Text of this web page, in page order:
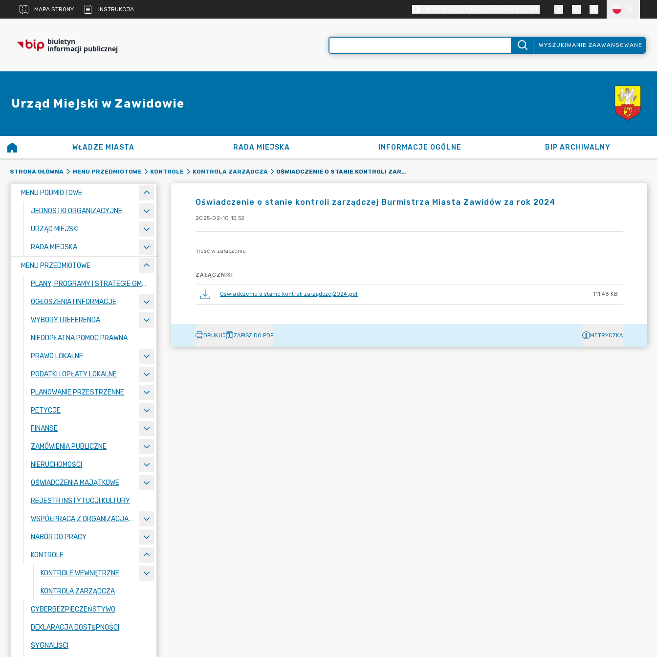
MAPA STRONY INSTRUKCJA
biuletyn
informacji publicznej WYSZUKIWANIE ZAAWANSOWANE
Urząd Miejski w Zawidowie
WŁADZE MIASTA RADA MIEJSKA INFORMACJE OGÓLNE BIP ARCHIWALNY
STRONA GŁÓWNA MENU PRZEDMIOTOWE KONTROLE KONTROLA ZARZĄDCZA OŚWIADCZENIE O STANIE KONTROLI ZARZĄDCZEJ BURMISTRZA MIASTA ZAWIDÓW ZA ROK 2024
MENU PODMIOTOWE
JEDNOSTKI ORGANIZACYJNE
URZĄD MIEJSKI
RADA MIEJSKA
MENU PRZEDMIOTOWE
PLANY, PROGRAMY I STRATEGIE GMINY
OGŁOSZENIA I INFORMACJE
WYBORY I REFERENDA
NIEODPŁATNA POMOC PRAWNA
PRAWO LOKALNE
PODATKI I OPŁATY LOKALNE
PLANOWANIE PRZESTRZENNE
PETYCJE
FINANSE
ZAMÓWIENIA PUBLICZNE
NIERUCHOMOŚCI
OŚWIADCZENIA MAJĄTKOWE
REJESTR INSTYTUCJI KULTURY
WSPÓŁPRACA Z ORGANIZACJAMI POZARZĄDOWYMI
NABÓR DO PRACY
KONTROLE
KONTROLE WEWNĘTRZNE
KONTROLA ZARZĄDCZA
CYBERBEZPIECZEŃSTYWO
DEKLARACJA DOSTĘPNOŚCI
SYGNALIŚCI
Oświadczenie o stanie kontroli zarządczej Burmistrza Miasta Zawidów za rok 2024
2025-02-10 15:52
ZAŁĄCZNIKI
Oświadczenie o stanie kontroli zarządczej2024.pdf 111.48 KB
DRUKUJ ZAPISZ DO PDF METRYCZKA